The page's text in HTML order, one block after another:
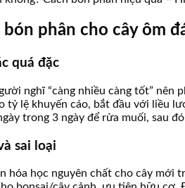
phân cho cây ôm
quá đặc
nghĩ “càng nhiều càng tốt”
tỷ lệ khuyến cáo, bắt đầu với liều
trong 3 ngày để rửa muối, sau
sai loại
hóa học nguyên chất cho cây mới